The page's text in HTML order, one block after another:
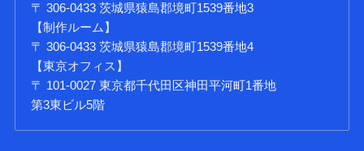
〒 306-0433 茨城県猿島郡境町1539番地3
【制作ルーム】
〒 306-0433 茨城県猿島郡境町1539番地4
【東京オフィス】
〒 101-0027 東京都千代田区神田平河町1番地
第3東ビル5階